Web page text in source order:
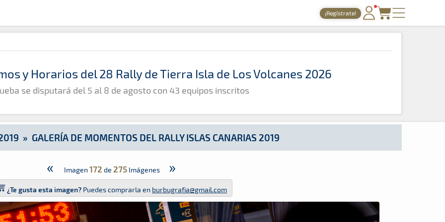
¡Regístrate!
PORTADA
TIEMPOS ONLINE
GALERÍAS
ARCHIVO
Islas Canarias 2019
y Horarios del 28 Rally de Tierra Isla de Los Volcanes 2026
se disputará del 5 al 8 de agosto con 43 equipos inscritos
» GALERÍA DE MOMENTOS DEL RALLY ISLAS CANARIAS 2019
« Imagen 172 de 275 Imágenes »
¿Te gusta esta imagen? Puedes comprarla en burbugrafia@gmail.com